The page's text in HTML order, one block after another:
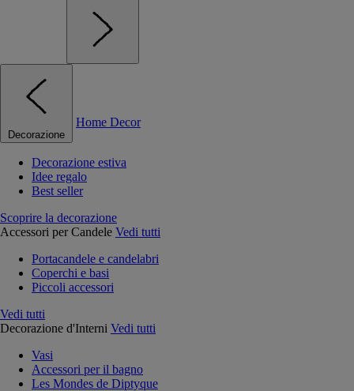
Decorazione
Home Decor
Decorazione estiva
Idee regalo
Best seller
Scoprire la decorazione
Accessori per Candele Vedi tutti
Portacandele e candelabri
Coperchi e basi
Piccoli accessori
Vedi tutti
Decorazione d'Interni Vedi tutti
Vasi
Accessori per il bagno
Les Mondes de Diptyque